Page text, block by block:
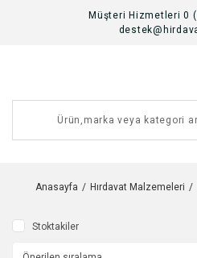
Müşteri Hizmetleri 0
Anasayfa Hırdavat Malzemeleri
Stoktakiler